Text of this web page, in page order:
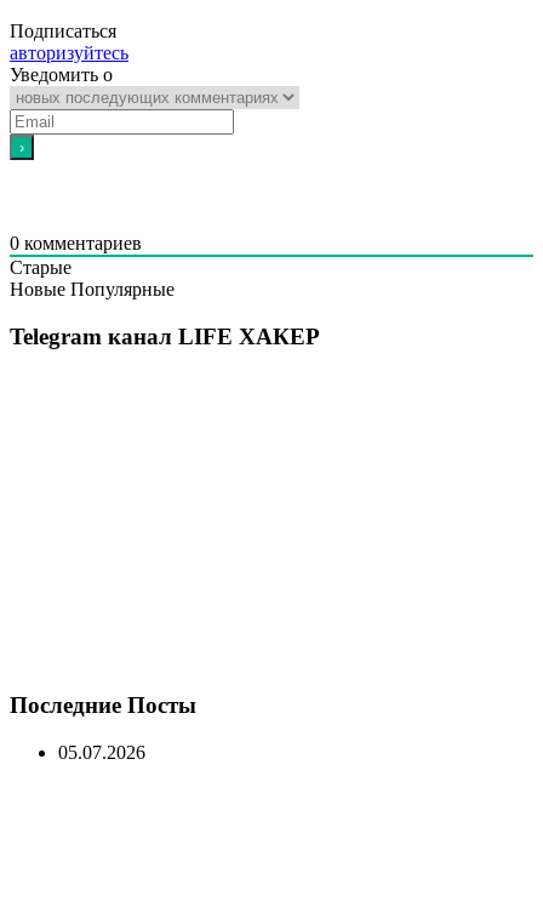
Подписаться
авторизуйтесь
Уведомить о
0 комментариев
Старые
Новые Популярные
Telegram канал LIFE ХАКЕР
Последние Посты
05.07.2026